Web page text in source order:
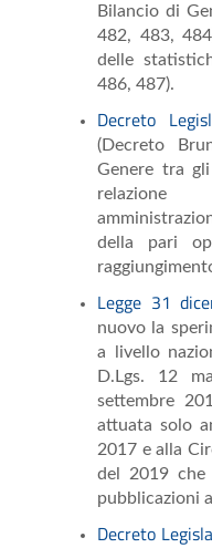
Bilancio di
482, 483,
delle
486, 487).
Decreto
(Decreto
Genere tra
relazione
della pari
Legge 31
nuovo la
a livello
D.Lgs. 12
settembre
attuata solo
2017 e alla
del 2019 che
pubblicazioni
Decreto